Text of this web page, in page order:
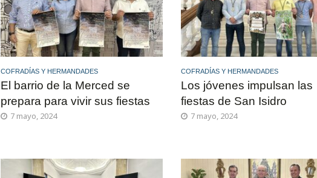
COFRADÍAS Y HERMANDADES
El barrio de la Merced se
prepara para vivir sus fiestas
7 mayo, 2024
COFRADÍAS Y HERMANDADES
Los jóvenes impulsan las
fiestas de San Isidro
7 mayo, 2024